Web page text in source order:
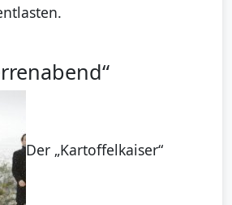
Der „Kartoffelkaiser“